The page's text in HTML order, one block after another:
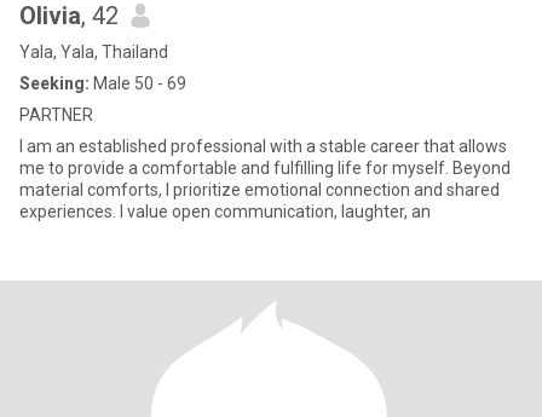
Olivia, 42
Yala, Yala, Thailand
Seeking: Male 50 - 69
PARTNER
I am an established professional with a stable career that allows
me to provide a comfortable and fulfilling life for myself. Beyond
material comforts, I prioritize emotional connection and shared
experiences. I value open communication, laughter, an